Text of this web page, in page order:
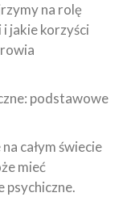
na rolę
jakie korzyści
podstawowe
całym świecie
mieć
psychiczne.